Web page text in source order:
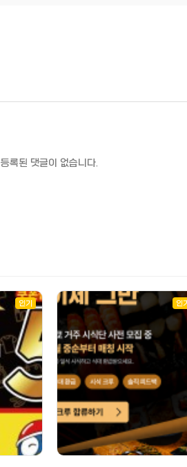
등록된 댓글이 없습니다.
인기 인